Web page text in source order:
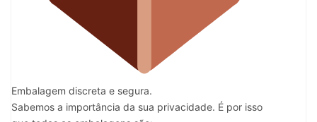
Embalagem discreta e segura.
Sabemos a importância da sua privacidade. É por isso